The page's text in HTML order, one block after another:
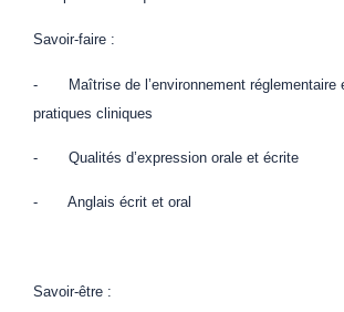
Savoir-faire :
- Maîtrise de l’environnement réglementaire
pratiques cliniques
- Qualités d’expression orale et écrite
- Anglais écrit et oral
Savoir-être :